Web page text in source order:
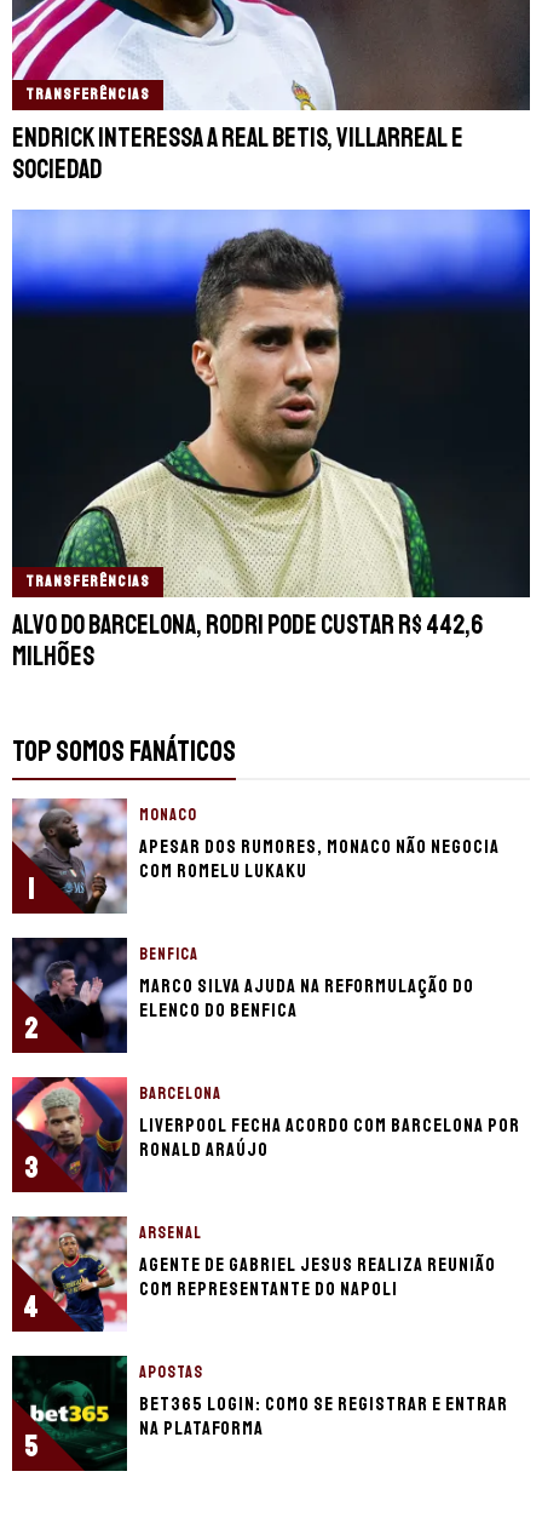
TRANSFERÊNCIAS
Endrick interessa a Real Betis, Villarreal e
Sociedad
TRANSFERÊNCIAS
Alvo do Barcelona, Rodri pode custar R$ 442,6
milhões
TOP SOMOS FANÁTICOS
1
MONACO
Apesar dos rumores, Monaco não negocia
com Romelu Lukaku
2
BENFICA
Marco Silva ajuda na reformulação do
elenco do Benfica
3
BARCELONA
Liverpool fecha acordo com Barcelona por
Ronald Araújo
4
ARSENAL
Agente de Gabriel Jesus realiza reunião
com representante do Napoli
5
APOSTAS
bet365 login: como se registrar e entrar
na plataforma